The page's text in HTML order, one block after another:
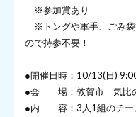
※参加賞あり
※トングや軍手、ごみ袋
ので持参不要！
●開催日時：10/13(日)
●会 場：敦賀市 気比の
●内 容：3人1組のチー